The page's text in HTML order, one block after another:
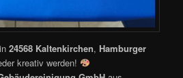
in24568 Kaltenkirchen, Hamburger
kreativ werden!